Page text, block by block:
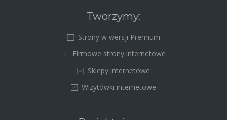
Tworzymy:
Strony w wersji Premium
Firmowe strony internetowe
Sklepy internetowe
Wizytówki internetowe